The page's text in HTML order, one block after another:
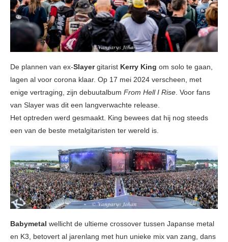
De plannen van ex-Slayergitarist Kerry King om solo te gaan,
lagen al voor corona klaar. Op 17 mei 2024 verscheen, met
enige vertraging, zijn debuutalbum From Hell I Rise. Voor fans
van Slayer was dit een langverwachte release.
Het optreden werd gesmaakt. King bewees dat hij nog steeds
een van de beste metalgitaristen ter wereld is.
Babymetal wellicht de ultieme crossover tussen Japanse metal
en K3, betovert al jarenlang met hun unieke mix van zang, dans